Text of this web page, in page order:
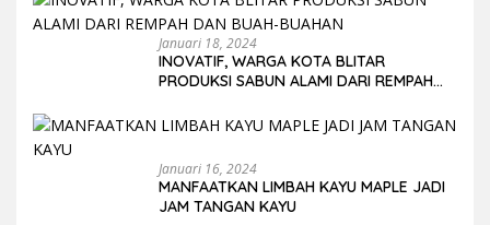
Januari 18, 2024
INOVATIF, WARGA KOTA BLITAR
PRODUKSI SABUN ALAMI DARI REMPAH
Januari 16, 2024
MANFAATKAN LIMBAH KAYU MAPLE JADI
JAM TANGAN KAYU